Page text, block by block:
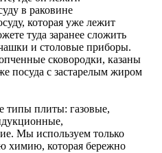
в раковине
которая уже лежит
туда заранее сложить
и столовые приборы.
сковородки, казаны
посуда с застарелым жиром
типы плиты: газовые,
Мы используем только
химию, которая бережно